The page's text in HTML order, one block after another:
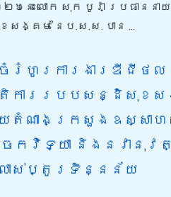
៦នេះ លោក សុក បូរ៉ា ប្រធាននា
សង្គម នៃប.ស.ស. បាន ...
ចំរំហូរការងារឌីជីថល
ការរបបសន្ដិសុខ
យតំណាងក្រសួងឧស្សា
េកវិទ្យា និងនវានុ
ាស់ប្តូរទិន្នន័យ